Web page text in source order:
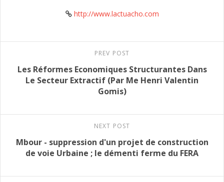
http://www.lactuacho.com
PREV POST
Les Réformes Economiques Structurantes Dans
Le Secteur Extractif (Par Me Henri Valentin
Gomis)
NEXT POST
Mbour - suppression d'un projet de construction
de voie Urbaine ; le démenti ferme du FERA